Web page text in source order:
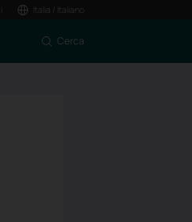
Italia / Italiano
Cerca